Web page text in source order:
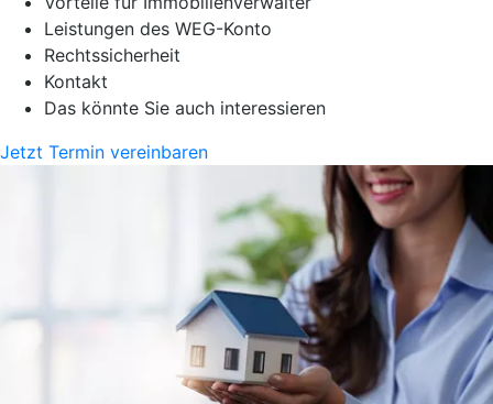
Leistungen des WEG-Konto
Rechtssicherheit
Kontakt
Das könnte Sie auch interessieren
Jetzt Termin vereinbaren